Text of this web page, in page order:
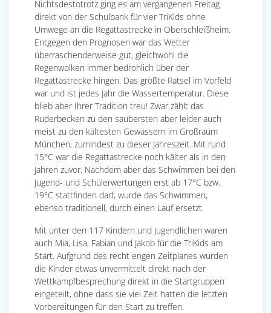
Nichtsdestotrotz ging es am vergangenen Freitag
direkt von der Schulbank für vier TriKids ohne
Umwege an die Regattastrecke in Oberschleißheim.
Entgegen den Prognosen war das Wetter
überraschenderweise gut, gleichwohl die
Regenwolken immer bedrohlich über der
Regattastrecke hingen. Das größte Rätsel im Vorfeld
war und ist jedes Jahr die Wassertemperatur. Diese
blieb aber Ihrer Tradition treu! Zwar zählt das
Ruderbecken zu den saubersten aber leider auch
meist zu den kältesten Gewässern im Großraum
München, zumindest zu dieser Jahreszeit. Mit rund
15°C war die Regattastrecke noch kälter als in den
Jahren zuvor. Nachdem aber das Schwimmen bei den
Jugend- und Schülerwertungen erst ab 17°C bzw.
19°C stattfinden darf, wurde das Schwimmen,
ebenso traditionell, durch einen Lauf ersetzt.
Mit unter den 117 Kindern und Jugendlichen waren
auch Mia, Lisa, Fabian und Jakob für die TriKids am
Start. Aufgrund des recht engen Zeitplanes wurden
die Kinder etwas unvermittelt direkt nach der
Wettkampfbesprechung direkt in die Startgruppen
eingeteilt, ohne dass sie viel Zeit hatten die letzten
Vorbereitungen für den Start zu treffen.